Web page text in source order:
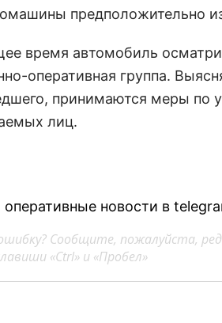
предположительно
время автомобиль
оперативная группа.
принимаются меры по
лиц.
новости в
Сообщите, пожалуйста,
«Ctrl» и «Пробел»